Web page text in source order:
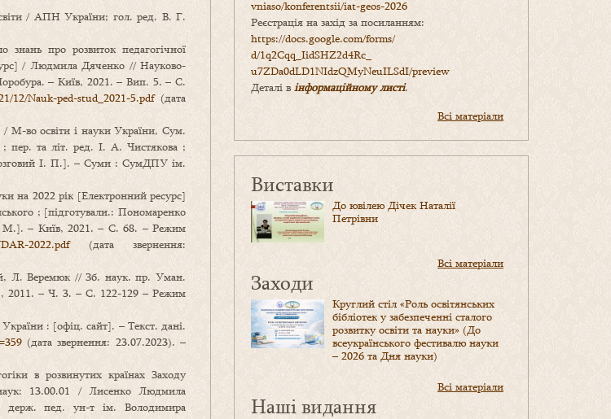
/ АПН України; гол. ред. В. Г.
про розвиток педагогічної
/ Людмила Дяченко // Науково-
– Київ, 2021. – Вип. 5. – С.
12/Nauk-ped-stud_2021-5.pdf(дата
/ М-во освіти і науки України, Сум.
та літ. ред. І. А. Чистякова ;
І. П.]. – Суми : СумДПУ ім.
на 2022 рік [Електронний ресурс]
; [підготували.: Пономаренко
– Київ, 2021. – С. 68. – Режим
2022.pdf(дата звернення:
Л. Веремюк // Зб. наук. пр. Уман.
– Ч. 3. – С. 122-129 – Режим
: [офіц. сайт]. – Текст. дані.
(дата звернення: 23.07.2023). –
в розвинутих країнах Заходу
13.00.01 / Лисенко Людмила
держ. пед. ун-т ім. Володимира
vniaso/konferentsii/iat-geos-2026
Реєстрація на захід за посиланням:
https://docs.google.com/forms/
d/1q2Cqq_IidSHZ2d4Rc_
u7ZDa0dLD1NIdzQMyNeuILSdI/preview
Деталі в інформаційному листі.
Всі матеріали
Виставки
До ювілею Дічек Наталії
Петрівни
Всі матеріали
Заходи
Круглий стіл «Роль освітянських
бібліотек у забезпеченні сталого
розвитку освіти та науки» (До
всеукраїнського фестивалю науки
– 2026 та Дня науки)
Всі матеріали
Наші видання